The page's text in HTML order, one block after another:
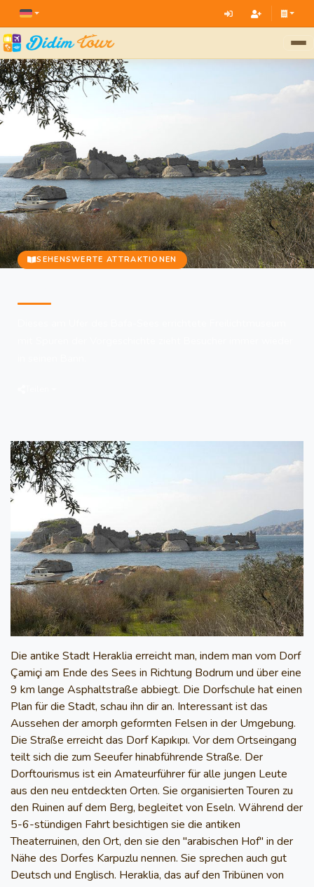
SEHENSWERTE ATTRAKTIONEN
Die antike Stadt Heraklia erreicht man, indem man vom Dorf
Çamiçi am Ende des Sees in Richtung Bodrum und über eine
9 km lange Asphaltstraße abbiegt. Die Dorfschule hat einen
Plan für die Stadt, schau ihn dir an. Interessant ist das
Aussehen der amorph geformten Felsen in der Umgebung.
Die Straße erreicht das Dorf Kapıkıpı. Vor dem Ortseingang
teilt sich die zum Seeufer hinabführende Straße. Der
Dorftourismus ist ein Amateurführer für alle jungen Leute
aus den neu entdeckten Orten. Sie organisierten Touren zu
den Ruinen auf dem Berg, begleitet von Eseln. Während der
5-6-stündigen Fahrt besichtigen sie die antiken
Theaterruinen, den Ort, den sie den "arabischen Hof" in der
Nähe des Dorfes Karpuzlu nennen. Sie sprechen auch gut
Deutsch und Englisch. Heraklia, das auf den Tribünen von